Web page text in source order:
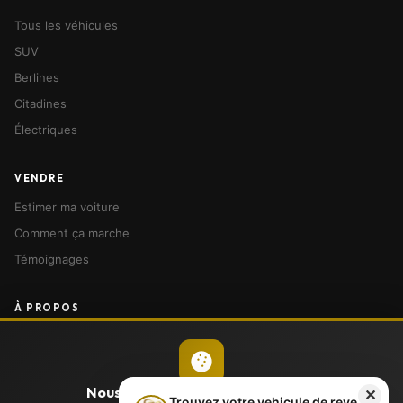
Tous les véhicules
SUV
Berlines
Citadines
Électriques
VENDRE
Estimer ma voiture
Comment ça marche
Témoignages
À PROPOS
Devenir franchiséNous respectons votre vie privée ✕